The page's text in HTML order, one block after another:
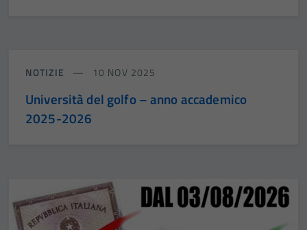
NOTIZIE 10 NOV 2025
Università del golfo – anno accademico
2025-2026